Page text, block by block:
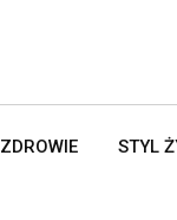
ZDROWIE STYL